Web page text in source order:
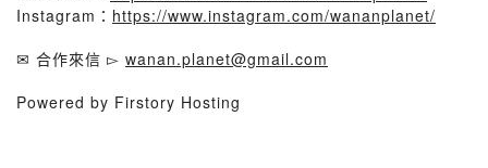
Instagram： https://www.instagram.com/wananplanet/
✉ 合作來信 ▻ wanan.planet@gmail.com
Powered by Firstory Hosting